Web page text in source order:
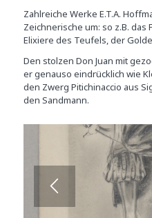
Zahlreiche Werke E.T.A.
Zeichnerische um: so z.B. das
Elixiere des Teufels, der
Den stolzen Don Juan mit
er genauso eindrücklich wie
den Zwerg Pitichinaccio aus
den Sandmann.